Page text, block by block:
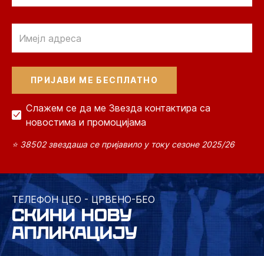
Слажем се да ме Звезда контактира са
новостима и промоцијама
⭐ 38502 звездаша се пријавило у току сезоне 2025/26
ТЕЛЕФОН ЦЕО - ЦРВЕНО-БЕО
СКИНИ НОВУ
АПЛИКАЦИЈУ